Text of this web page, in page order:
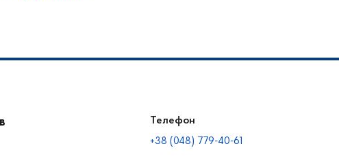
Телефон
+38 (048) 779-40-61